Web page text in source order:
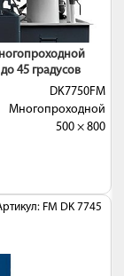
45 градусов
DK7750FМ
Многопроходной
500 × 800
FM DK 7745